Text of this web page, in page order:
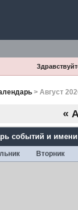
> Август
«
событий и
Вторник